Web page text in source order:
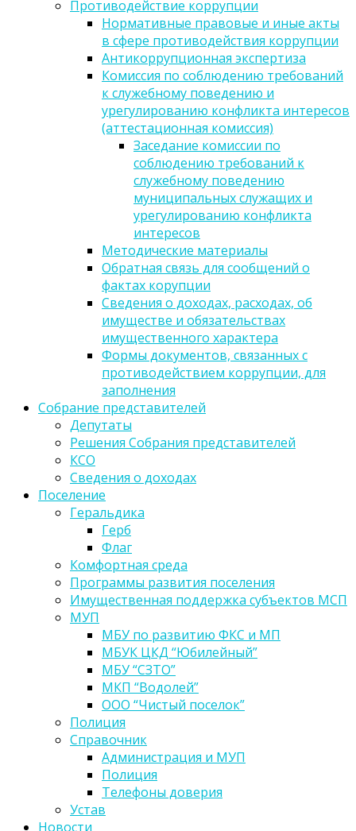
Противодействие коррупции
Нормативные правовые и иные акты
в сфере противодействия коррупции
Антикоррупционная экспертиза
Комиссия по соблюдению требований
к служебному поведению и
урегулированию конфликта интересов
(аттестационная комиссия)
Заседание комиссии по
соблюдению требований к
служебному поведению
муниципальных служащих и
урегулированию конфликта
интересов
Методические материалы
Обратная связь для сообщений о
фактах корупции
Сведения о доходах, расходах, об
имуществе и обязательствах
имущественного характера
Формы документов, связанных с
противодействием коррупции, для
заполнения
Собрание представителей
Депутаты
Решения Собрания представителей
КСО
Сведения о доходах
Поселение
Геральдика
Герб
Флаг
Комфортная среда
Программы развития поселения
Имущественная поддержка субъектов МСП
МУП
МБУ по развитию ФКС и МП
МБУК ЦКД “Юбилейный”
МБУ “СЗТО”
МКП “Водолей”
ООО “Чистый поселок”
Полиция
Справочник
Администрация и МУП
Полиция
Телефоны доверия
Устав
Новости